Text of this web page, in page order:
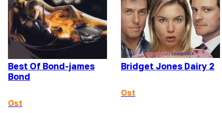
Best Of Bond-james
Bond
Ost
Bridget Jones Dairy 2
Ost